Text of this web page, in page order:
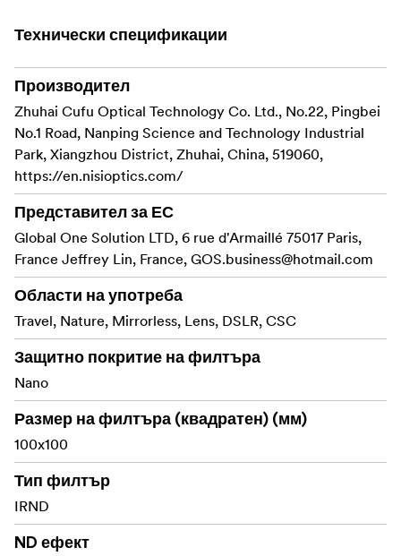
инфрачервената светлина през обектива, за да се
възвърне естественият цвят.
Тези филтри NiSi Nano IR Neutral Density с размер
100x100 mm се предлагат в следните степени на
блендата:
2 стопа, 3 стопа, 4 стопа, 5 стопа, 6 стопа, 7 стопа, 8
стопа, 9 стопа, 10 стопа, 11 стопа, 15 стопа, а също и 20
стопа
Изключително ниско ниво на цветово отражение,
изключително ниско ниво на отразяване
Без винетиране
Висока разделителна способност
Нанопокритие от двете страни, отблъскващо вода
Екологично оптично стъкло на обектива (H-K9L)
Технически спецификации
Производител
Zhuhai Cufu Optical Technology Co. Ltd., No.22, Pingbei
No.1 Road, Nanping Science and Technology Industrial
Park, Xiangzhou District, Zhuhai, China, 519060,
https://en.nisioptics.com/
Представител за ЕС
Global One Solution LTD, 6 rue d'Armaillé 75017 Paris,
France Jeffrey Lin, France, GOS.business@hotmail.com
Области на употреба
Travel, Nature, Mirrorless, Lens, DSLR, CSC
Защитно покритие на филтъра
Nano
Размер на филтъра (квадратен) (мм)
100x100
Тип филтър
IRND
ND ефект